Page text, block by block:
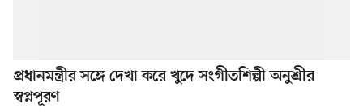
প্রধানমন্ত্রীর সঙ্গে দেখা করে খুদে সংগীতশিল্পী অনুশ্রীর
স্বপ্নপূরণ